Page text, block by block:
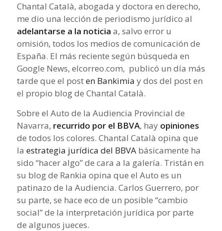
Chantal Català, abogada y doctora en derecho,
me dio una lección de periodismo jurídico al
adelantarse a la noticia a, salvo error u
omisión, todos los medios de comunicación de
España. El más reciente según búsqueda en
Google News, elcorreo.com, publicó un día más
tarde que el posten Bankimia y dos del post en
el propio blog de Chantal Català.
Sobre el Auto de la Audiencia Provincial de
Navarra, recurrido por el BBVA, hay opiniones
de todos los colores. Chantal Català opina que
la estrategia jurídica del BBVAbásicamente ha
sido “hacer algo” de cara a la galería. Tristán en
su blog de Rankia opina que el Auto es un
patinazo de la Audiencia. Carlos Guerrero, por
su parte, se hace eco de un posible “cambio
social” de la interpretación jurídica por parte
de algunos jueces.